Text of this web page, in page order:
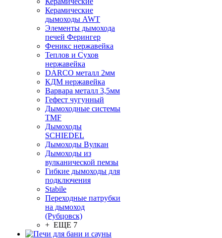
Керамические
дымоходы AWT
Элементы дымохода
печей Ферингер
Феникс нержавейка
Теплов и Сухов
нержавейка
DARCO металл 2мм
КДМ нержавейка
Варвара металл 3,5мм
Гефест чугунный
Дымоходные системы
TMF
Дымоходы
SCHIEDEL
Дымоходы Вулкан
Дымоходы из
вулканической пемзы
Гибкие дымоходы для
подключения
Stabile
Переходные патрубки
на дымоход
(Рубцовск)
+ ЕЩЕ 7